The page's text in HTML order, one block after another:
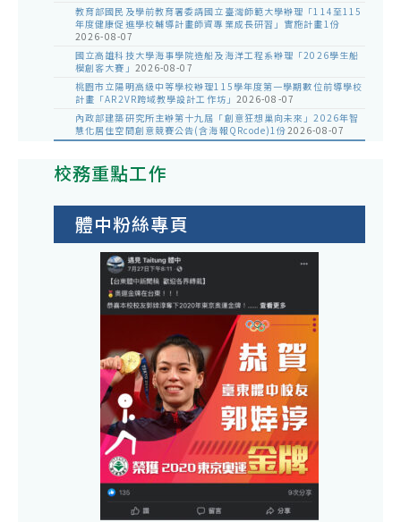
教育部國民及學前教育署委請國立臺灣師範大學辦理「114至115
年度健康促進學校輔導計畫師資專業成長研習」實施計畫1份
2026-08-07
國立高雄科技大學海事學院造船及海洋工程系辦理「2026學生船
模創客大賽」 2026-08-07
桃園市立陽明高級中等學校辦理115學年度第一學期數位前導學校
計畫「AR2VR跨域教學設計工作坊」 2026-08-07
內政部建築研究所主辦第十九屆「創意狂想巢向未來」2026年智
慧化居住空間創意競賽公告(含海報QRcode)1份2026-08-07
校務重點工作
體中粉絲專頁